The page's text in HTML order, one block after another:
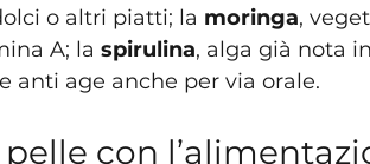
o altri piatti; la moringa,
A; la spirulina, alga già nota
anti age anche per via orale.
con